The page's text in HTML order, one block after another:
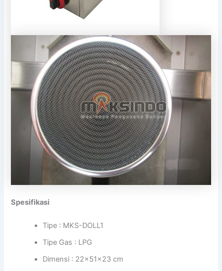
Spesifikasi
Tipe : MKS-DOLL1
Tipe Gas : LPG
Dimensi : 22x51x23 cm